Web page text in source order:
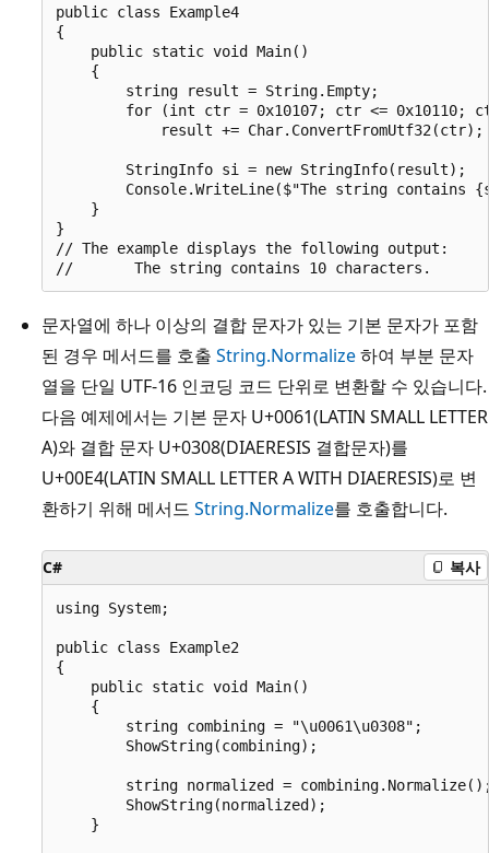
public class Example4
{
    public static void Main()
    {
        string result = String.Empty;
for (int ctr = 0x10107; ctr <= 0x10110;
            result += Char.ConvertFromUtf32(ctr);
        StringInfo si = new StringInfo(result);
Console.WriteLine($"The string contains
    }
}
// The example displays the following output:
문자열에 하나 이상의 결합 문자가 있는 기본 문자가 포함
된 경우 메서드를 호출 String.Normalize하여 부분 문자
열을 단일 UTF-16 인코딩 코드 단위로 변환할 수 있습니다.
다음 예제에서는 기본 문자 U+0061(LATIN SMALL LETTER
A)와 결합 문자 U+0308(DIAERESIS 결합문자)를
U+00E4(LATIN SMALL LETTER A WITH DIAERESIS)로 변
환하기 위해 메서드 String.Normalize를 호출합니다.
C# 복사
using System;
public class Example2
{
    public static void Main()
    {
        string combining = "\u0061\u0308";
        ShowString(combining);
string normalized =
        ShowString(normalized);
    }